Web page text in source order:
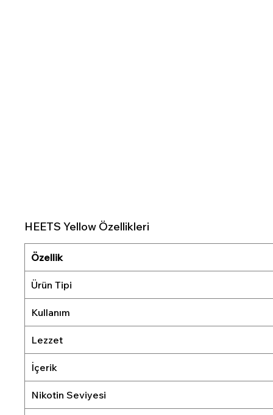
HEETS Yellow Özellikleri
Özellik
Ürün Tipi
Kullanım
Lezzet
İçerik
Nikotin Seviyesi